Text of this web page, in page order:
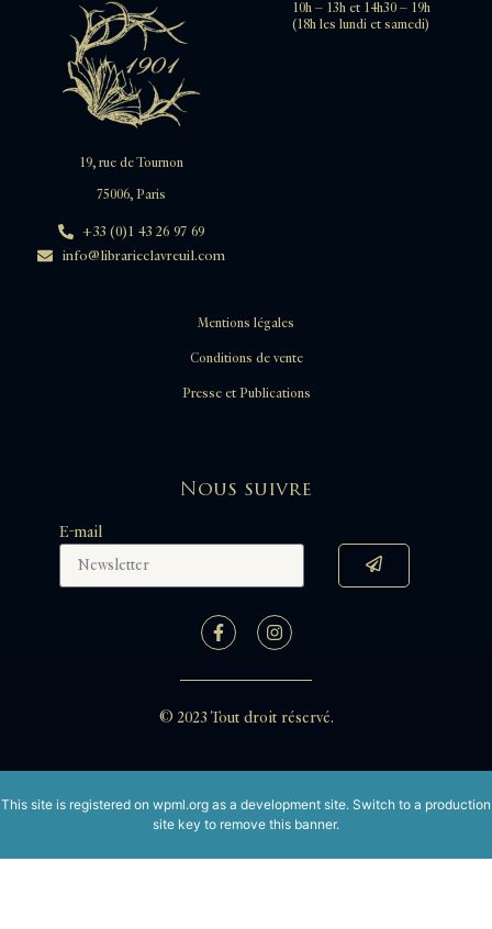
10h – 13h et 14h30 – 19h
(18h les lundi et samedi)
19, rue de Tournon
75006, Paris
+33 (0)1 43 26 97 69
info@librarieclavreuil.com
Mentions légales
Conditions de vente
Presse et Publications
Nous suivre
E-mail
© 2023 Tout droit réservé.
This site is registered on wpml.org as a development site. Switch to a production
site key to remove this banner.